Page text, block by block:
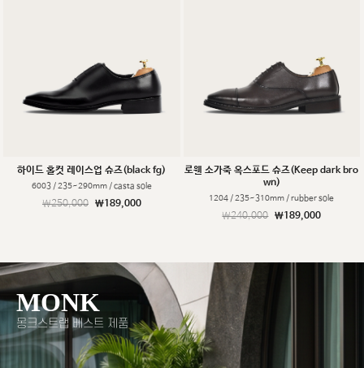
하이드 홀컷 레이스업 슈즈(black fg)
6003 / 235~290mm / casta sole
￦250,000 ￦189,000
로웬 소가죽 옥스포드 슈즈(Keep dark bro
wn)
1204 / 235~310mm / rubber sole
￦240,000 ￦189,000
MONK
몽크스트랩 베스트 제품